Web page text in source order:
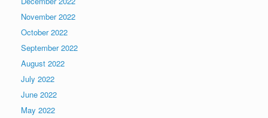
November 2022
October 2022
September 2022
August 2022
July 2022
June 2022
May 2022